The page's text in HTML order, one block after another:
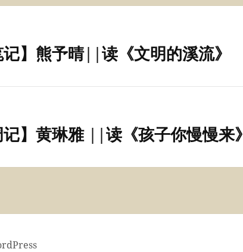
记】熊予晴||读《文明的溪流》
记】黄琳雅 ||读《孩子你慢慢来》